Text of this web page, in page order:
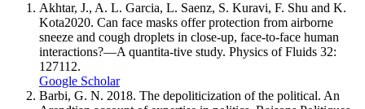
Akhtar, J., A. L. Garcia, L. Saenz, S. Kuravi, F. Shu and K.
Kota2020. Can face masks offer protection from airborne
sneeze and cough droplets in close-up, face-to-face human
interactions?—A quantita-tive study. Physics of Fluids 32:
127112.
Google Scholar
Barbi, G. N. 2018. The depoliticization of the political. An